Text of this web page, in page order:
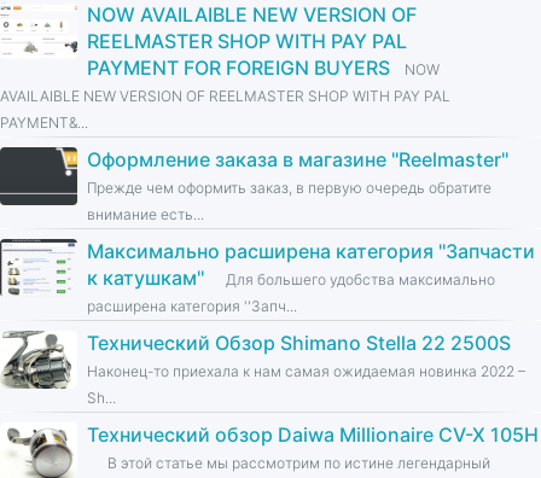
NOW AVAILAIBLE NEW VERSION OF
REELMASTER SHOP WITH PAY PAL
PAYMENT FOR FOREIGN BUYERS
NOW
AVAILAIBLE NEW VERSION OF REELMASTER SHOP WITH PAY PAL
PAYMENT&...
Оформление заказа в магазине ''Reelmaster''
Прежде чем оформить заказ, в первую очередь обратите
внимание есть...
Максимально расширена категория ''Запчасти
к катушкам''
Для большего удобства максимально
расширена категория ''Запч...
Технический Обзор Shimano Stella 22 2500S
Наконец-то приехала к нам самая ожидаемая новинка 2022 –
Sh...
Технический обзор Daiwa Millionaire CV-X 105H
В этой статье мы рассмотрим по истине легендарный